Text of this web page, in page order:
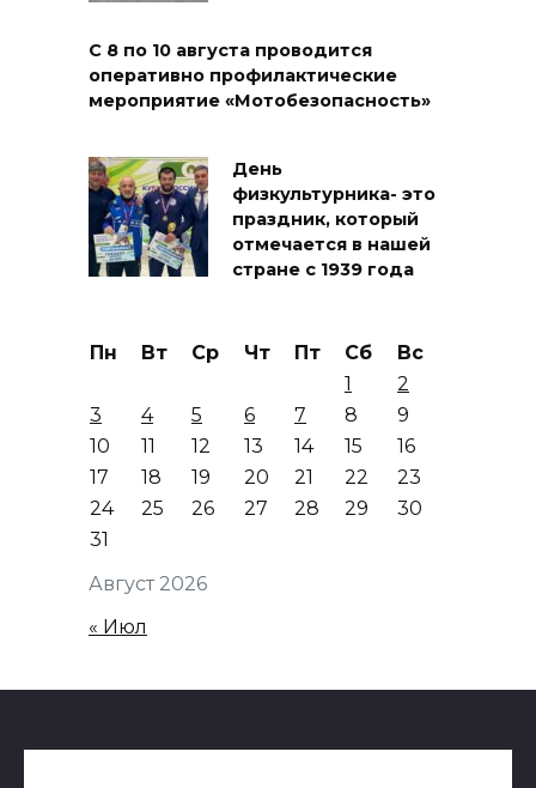
С 8 по 10 августа проводится
оперативно профилактические
мероприятие «Мотобезопасность»
День
физкультурника- это
праздник, который
отмечается в нашей
стране с 1939 года
Август 2026
Пн Вт Ср Чт Пт Сб
Вс
1
2
3
4 5 6 7 8
9
10
11 12 13 14 15
16
17
18 19 20 21 22
23
24
25 26 27 28 29
30
31
« Июл